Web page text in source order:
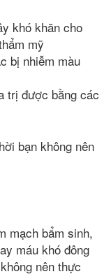
khó khăn cho
mỹ
bị nhiễm màu
trị được bằng các
bạn không nên
mạch bẩm sinh,
máu khó đông
nên thực